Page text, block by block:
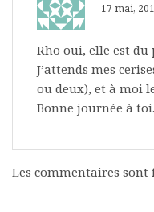
17 mai,
Rho oui, elle est du
J’attends mes
ou deux), et à moi
Bonne journée à toi.
Les commentaires sont